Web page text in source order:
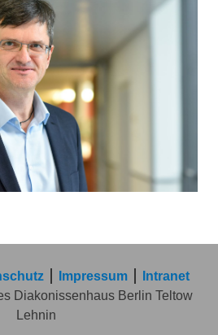
Impressum
Intranet
Diakonissenhaus Berlin Teltow
Lehnin